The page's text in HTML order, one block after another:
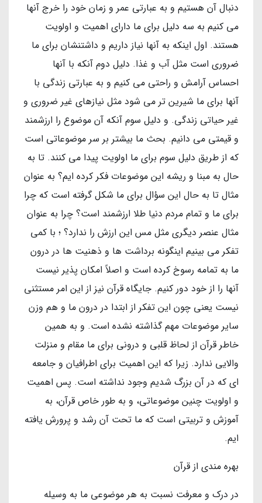
دنبال آن هستیم و به عبارتی عمر و زمان خود را خرج آنها
می کنیم به سه دلیل برای ما دارای اهمیت و اولویت
هستند. اول اینکه به آنها نیاز داریم و داشتنشان برای ما
ضروری است مثل آب و غذا. دلیل دوم آنکه با آنها
احساس آرامش و راحتی می کنیم و به عبارتی زندگی با
آنها برای ما شیرین تر می شود مثل نیازهای غیر ضروری و
غیر حیاتی زندگی. و دلیل سوم آنکه آن موضوع را ارزشمند
و قیمتی می دانیم. بحث ما بیشتر بر سر موضوعاتی است
که از طریق دلیل سوم برای ما اولویت پیدا می کنند. تا به
حال به مبنا و ریشه این موضوعات فکر کرده ایم؟ به عنوان
مثال تا به حال این سؤال برای ما شکل گرفته است که چرا
برای ما و تمام مردم دنیا طلا ارزشمند است؟ چرا به عنوان
مثال عنصر دیگری مثل مس این ارزش را ندارد؟ ؛ با کمی
تفکر می بینیم اینگونه برداشت ها و ذهنیت ها در درون
ما به تمامه رسوخ کرده است و اصلاً امکان پذیر نیست
آنها را از خود دور کنیم. جایگاه قرآن نیز از این امر مستثنی
نیست یعنی چون این تفکر از ابتدا در درون ما و هم وزن
سایر موضوعات مهم گذاشته نشده است. و به همین
خاطر قرآن از لحاظ قلبی و درونی برای ما مقام و منزلت
والایی ندارد. زیرا که این اهمیت برای اطرافیان و جامعه
ای که در آن بزرگ شدیم وجود نداشته است. پس اهمیت
و اولویت چنین موضوعاتی، و به طور خاص قرآن، به
آموزش و تربیتی است که ما تحت آن رشد و پرورش یافته
ایم.
بهره مندی از قرآن
در درک و معرفت نسبت به هر موضوعی ما به وسیله